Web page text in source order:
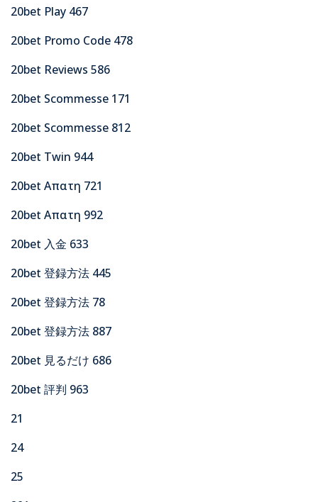
20bet Play 467
20bet Promo Code 478
20bet Reviews 586
20bet Scommesse 171
20bet Scommesse 812
20bet Twin 944
20bet Απατη 721
20bet Απατη 992
20bet 入金 633
20bet 登録方法 445
20bet 登録方法 78
20bet 登録方法 887
20bet 見るだけ 686
20bet 評判 963
21
24
25